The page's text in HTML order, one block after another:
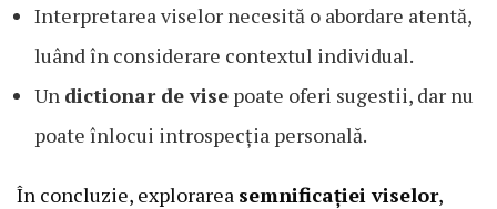
Interpretarea viselor necesită o abordare atentă,
luând în considerare contextul individual.
Un dictionar de vise poate oferi sugestii, dar nu
poate înlocui introspecția personală.
În concluzie, explorarea semnificației viselor,